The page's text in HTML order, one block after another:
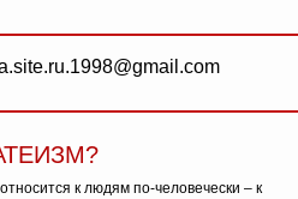
к людям по-человечески – к